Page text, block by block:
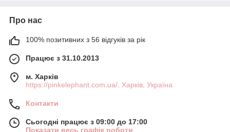
Про нас
100% позитивних з 56 відгуків за рік
Працює з 31.10.2013
м. Харків
https://pinkelephant.com.ua/, Харків, Україна
Контакти
Сьогодні працює з 09:00 до 17:00
Показати весь графік роботи